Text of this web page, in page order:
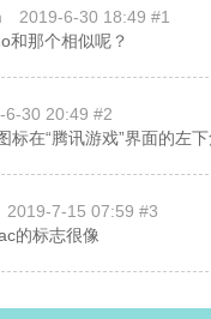
2019-6-30 18:49 #1
和那个相似呢？
6-30 20:49 #2
标在“腾讯游戏”界面的左下
2019-7-15 07:59 #3
的标志很像